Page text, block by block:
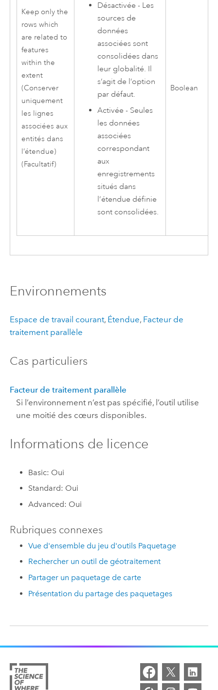
Keep only the
rows which
are related to
features
within the
extent
(Conserver
uniquement
les lignes
associées aux
entités dans
l’étendue)
(Facultatif)
Désactivée - Les
sources de
données
associées sont
consolidées dans
leur globalité. Il
s’agit de l’option
par défaut.
Activée - Seules
les données
associées
correspondant
aux
enregistrements
situés dans
l’étendue définie
sont consolidées.
Boolean
Environnements
Espace de travail courant, Étendue, Facteur de
traitement parallèle
Cas particuliers
Facteur de traitement parallèle
Si l’environnement n’est pas spécifié, l’outil utilise
une moitié des cœurs disponibles.
Informations de licence
Basic: Oui
Standard: Oui
Advanced: Oui
Rubriques connexes
Vue d'ensemble du jeu d'outils Paquetage
Rechercher un outil de géotraitement
Partager un paquetage de carte
Présentation du partage des paquetages